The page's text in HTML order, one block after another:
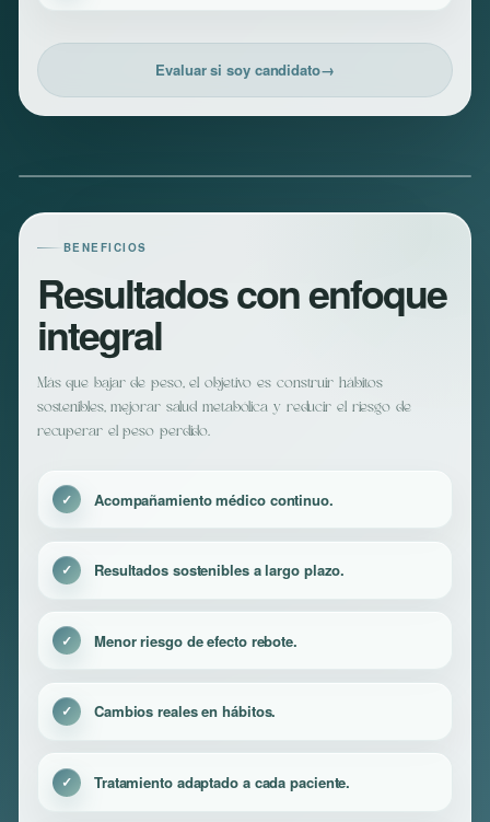
Evaluar si soy candidato→
BENEFICIOS
Resultados con enfoque
integral
Más que bajar de peso, el objetivo es construir hábitos
sostenibles, mejorar salud metabólica y reducir el riesgo de
recuperar el peso perdido.
Acompañamiento médico continuo.
Resultados sostenibles a largo plazo.
Menor riesgo de efecto rebote.
Cambios reales en hábitos.
Tratamiento adaptado a cada paciente.